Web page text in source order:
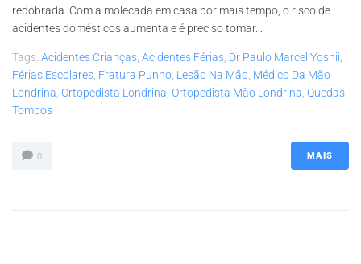
redobrada. Com a molecada em casa por mais tempo, o risco de
acidentes domésticos aumenta e é preciso tomar...
Tags: Acidentes Crianças Acidentes Férias Dr Paulo Marcel Yoshii
Férias Escolares Fratura Punho Lesão Na Mão Médico Da Mão
Londrina Ortopedista Londrina Ortopedista Mão Londrina Quedas
Tombos
0 MAIS